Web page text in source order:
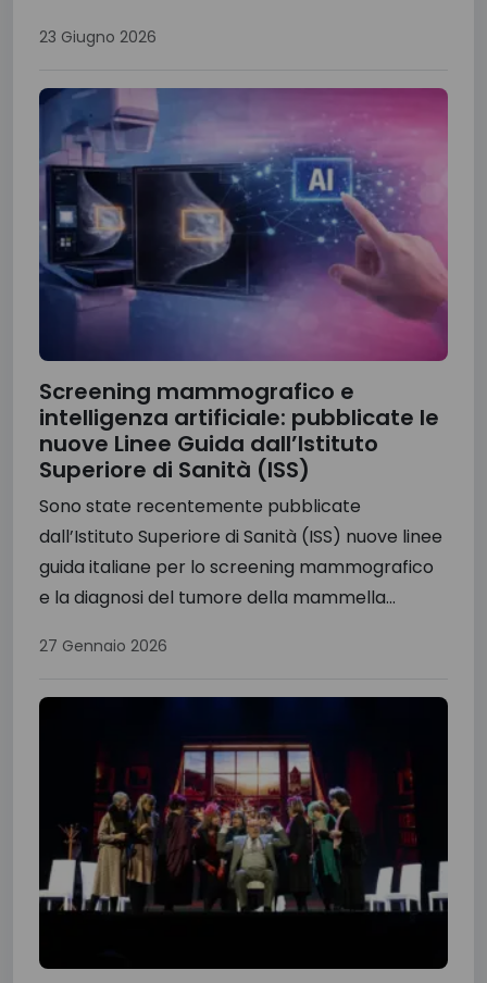
23 Giugno 2026
Screening mammografico e
intelligenza artificiale: pubblicate le
nuove Linee Guida dall’Istituto
Superiore di Sanità (ISS)
Sono state recentemente pubblicate
dall’Istituto Superiore di Sanità (ISS) nuove linee
guida italiane per lo screening mammografico
e la diagnosi del tumore della mammella...
27 Gennaio 2026